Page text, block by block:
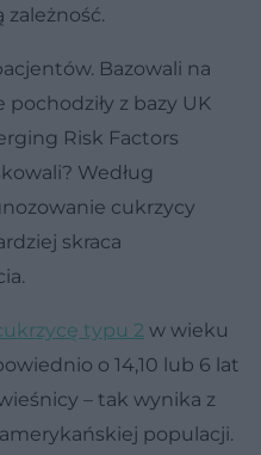
Bazowali na
z bazy UK
Risk Factors
Według
cukrzycy
skraca
typu 2 w wieku
o 14,10 lub 6 lat
– tak wynika z
populacji.